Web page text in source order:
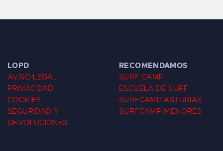
LOPD
AVISO LEGAL
PRIVACIDAD
COOKIES
SEGURIDAD Y
DEVOLUCIONES
RECOMENDAMOS
SURF CAMP
ESCUELA DE SURF
SURFCAMP ASTURIAS
SURFCAMP MENORES